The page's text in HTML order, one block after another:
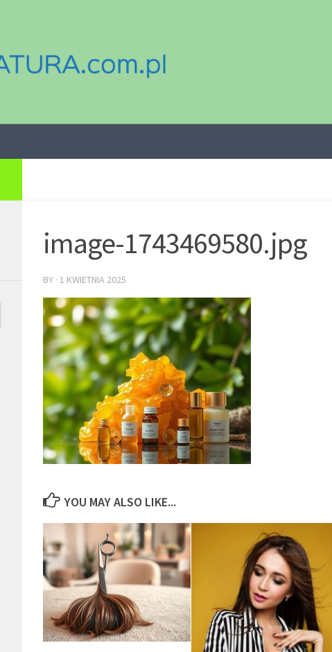
image-1743469580.jpg
BY · 1 KWIETNIA 2025
YOU MAY ALSO LIKE...